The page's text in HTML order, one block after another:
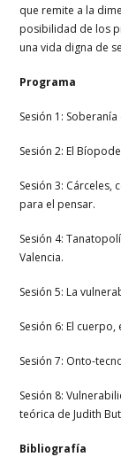
que remite a la
posibilidad de los
una vida digna de
Programa
Sesión 1:
Sesión 2: El
Sesión 3:
para el pensar.
Sesión 4:
Valencia.
Sesión 5: La
Sesión 6: El
Sesión 7: Onto-
Sesión 8:
teórica de Judith
Bibliografía